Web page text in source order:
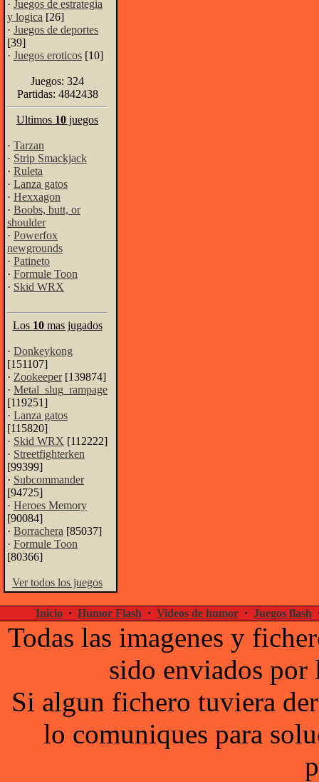
· Juegos de estrategia
y logica [26]
· Juegos de deportes
[39]
· Juegos eroticos [10]
Juegos: 324
Partidas: 4842438
Ultimos 10 juegos
· Tarzan
· Strip Smackjack
· Ruleta
· Lanza gatos
· Hexxagon
· Boobs, butt, or
shoulder
· Powerfox
newgrounds
· Patineto
· Formule Toon
· Skid WRX
Los 10mas jugados
· Donkeykong
[151107]
· Zookeeper[139874]
· Metal_slug_rampage
[119251]
· Lanza gatos
[115820]
· Skid WRX [112222]
· Streetfighterken
[99399]
· Subcommander
[94725]
· Heroes Memory
[90084]
· Borrachera [85037]
· Formule Toon
[80366]
Ver todos los juegos
Inicio · Humor Flash · Videos de humor · Juegos flash
Todas las imagenes y
sido enviados por
Si algun fichero tuviera
lo comuniques para